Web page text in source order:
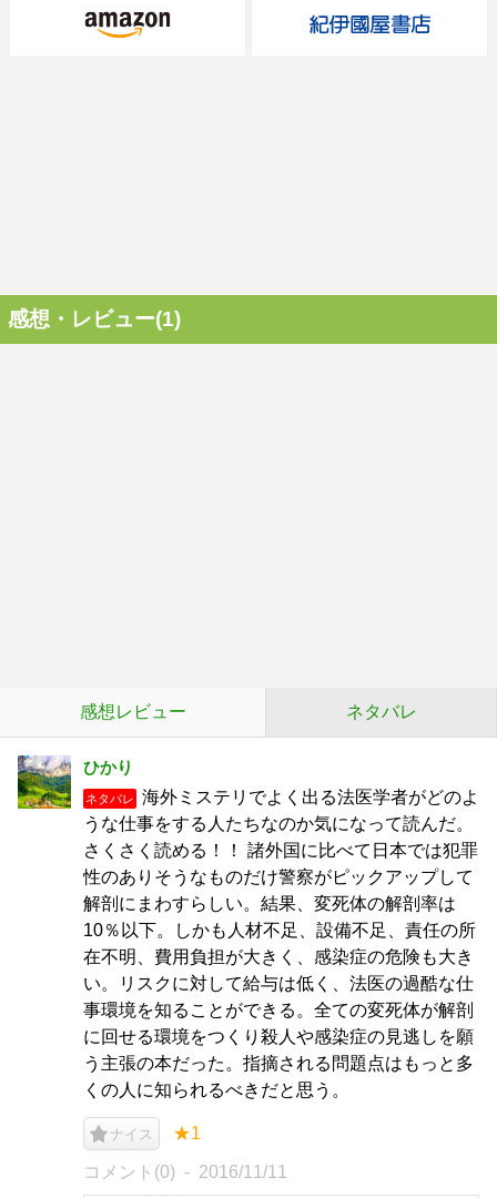
感想・レビュー(1)
感想レビュー ネタバレ
ひかり
ネタバレ
海外ミステリでよく出る法医学者がどのよ
うな仕事をする人たちなのか気になって読んだ。
さくさく読める！！ 諸外国に比べて日本では犯罪
性のありそうなものだけ警察がピックアップして
解剖にまわすらしい。結果、変死体の解剖率は
10％以下。しかも人材不足、設備不足、責任の所
在不明、費用負担が大きく、感染症の危険も大き
い。リスクに対して給与は低く、法医の過酷な仕
事環境を知ることができる。全ての変死体が解剖
に回せる環境をつくり殺人や感染症の見逃しを願
う主張の本だった。指摘される問題点はもっと多
くの人に知られるべきだと思う。
ナイス ★1
コメント(0) 2016/11/11